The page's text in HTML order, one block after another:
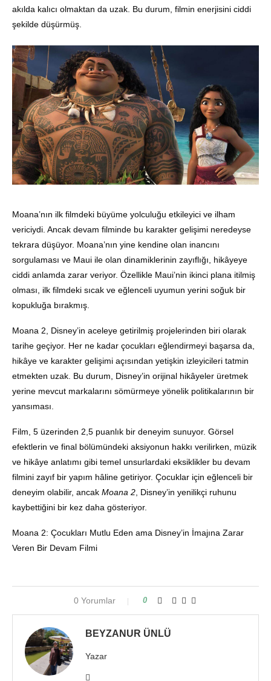
akılda kalıcı olmaktan da uzak. Bu durum, filmin enerjisini ciddi
şekilde düşürmüş.
Moana’nın ilk filmdeki büyüme yolculuğu etkileyici ve ilham
vericiydi. Ancak devam filminde bu karakter gelişimi neredeyse
tekrara düşüyor. Moana’nın yine kendine olan inancını
sorgulaması ve Maui ile olan dinamiklerinin zayıflığı, hikâyeye
ciddi anlamda zarar veriyor. Özellikle Maui’nin ikinci plana itilmiş
olması, ilk filmdeki sıcak ve eğlenceli uyumun yerini soğuk bir
kopukluğa bırakmış.
Moana 2, Disney’in aceleye getirilmiş projelerinden biri olarak
tarihe geçiyor. Her ne kadar çocukları eğlendirmeyi başarsa da,
hikâye ve karakter gelişimi açısından yetişkin izleyicileri tatmin
etmekten uzak. Bu durum, Disney’in orijinal hikâyeler üretmek
yerine mevcut markalarını sömürmeye yönelik politikalarının bir
yansıması.
Film, 5 üzerinden 2,5 puanlık bir deneyim sunuyor. Görsel
efektlerin ve final bölümündeki aksiyonun hakkı verilirken, müzik
ve hikâye anlatımı gibi temel unsurlardaki eksiklikler bu devam
filmini zayıf bir yapım hâline getiriyor. Çocuklar için eğlenceli bir
deneyim olabilir, ancak Moana 2 , Disney’in yenilikçi ruhunu
kaybettiğini bir kez daha gösteriyor.
Moana 2: Çocukları Mutlu Eden ama Disney’in İmajına Zarar
Veren Bir Devam Filmi
0 Yorumlar 0
BEYZANUR ÜNLÜ
Yazar